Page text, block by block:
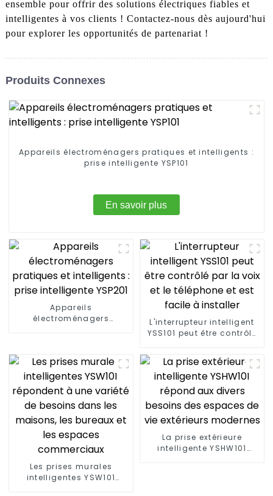
ensemble pour offrir des solutions électriques fiables et
intelligentes à vos clients ! Contactez-nous dès aujourd'hui
pour explorer les opportunités de partenariat !
Produits Connexes
Appareils électroménagers pratiques et intelligents :
prise intelligente YSP101
En savoir plus
Appareils
électroménagers
L'interrupteur intelligent
YSS101 peut être contrôlé
et est facile à installer
Les prises murales
intelligentes YSW101
La prise extérieure
intelligente YSHW101